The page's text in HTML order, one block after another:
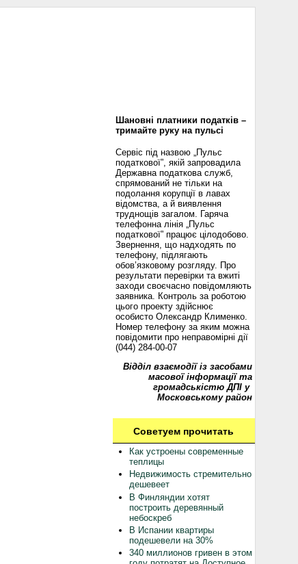
Шановні платники податків –
тримайте руку на пульсі
Сервіс під назвою „Пульс
податкової”, якій запровадила
Державна податкова служб,
спрямований не тільки на
подолання корупції в лавах
відомства, а й виявлення
труднощів загалом. Гаряча
телефонна лінія „Пульс
податкової” працює цілодобово.
Звернення, що надходять по
телефону, підлягають
обов’язковому розгляду. Про
результати перевірки та вжиті
заходи своєчасно повідомляють
заявника. Контроль за роботою
цього проекту здійснює
особисто Олександр Клименко.
Номер телефону за яким можна
повідомити про неправомірні дії
(044) 284-00-07
Відділ взаємодії із засобами
масової інформації та
громадськістю ДПІ у
Московському район
Советуем прочитать
Как устроены современные
теплицы
Недвижимость стремительно
дешевеет
В Финляндии хотят
построить деревянный
небоскреб
В Испании квартиры
подешевели на 30%
340 миллионов гривен в этом